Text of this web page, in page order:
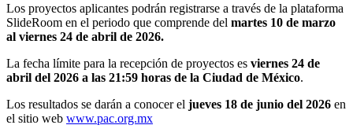
Los proyectos aplicantes podrán registrarse a través de la plataforma
SlideRoom en el periodo que comprende del martes 10 de marzo
al viernes 24 de abril de 2026.
La fecha límite para la recepción de proyectos es viernes 24 de
abril del 2026 a las 21:59 horas de la Ciudad de México.
Los resultados se darán a conocer el jueves 18 de junio del 2026 en
el sitio web www.pac.org.mx